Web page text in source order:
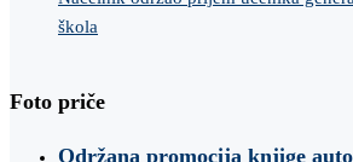
škola
Foto priče
Održana promocija knjige